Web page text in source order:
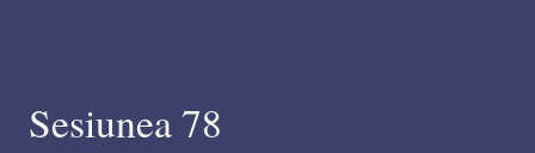
Sesiunea 78